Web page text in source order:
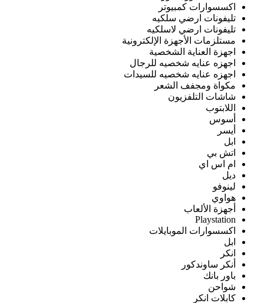
اكسسوارات كمبيوتر
تليفونات ارضي سلكيه
تليفونات ارضي لاسلكيه
مستلزمات الأجهزة الإلكترونية
اجهزة العناية الشخصية
اجهزه عنايه شخصيه للرجال
اجهزه عنايه شخصيه للسيدات
مكواة ومجفف الشعر
شاشات التلفزيون
اللابتوب
أسوس
أيسر
ابل
اتش بي
ام اس اي
ديل
لينوفو
هواوي
أجهزة الألعاب
Playstation
اكسسوارات الموبايلات
ابل
انكر
أنكر ساوندكور
باور بانك
شواحن
كابلات انكر